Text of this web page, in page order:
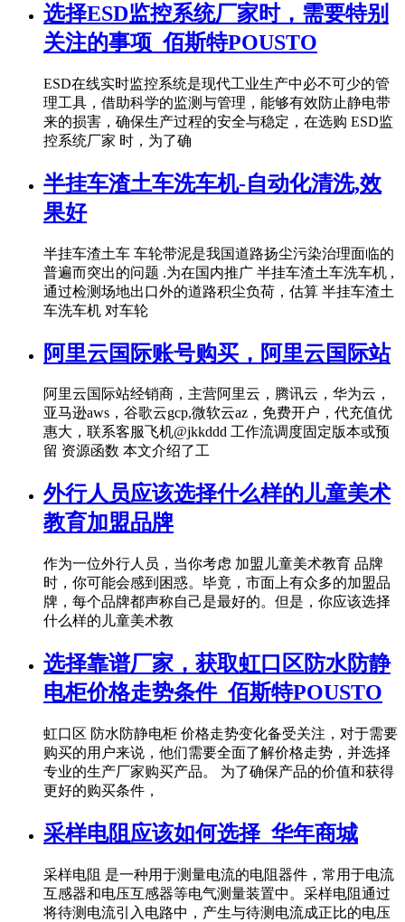
选择ESD监控系统厂家时，需要特别
关注的事项_佰斯特POUSTO
ESD在线实时监控系统是现代工业生产中必不可少的管
理工具，借助科学的监测与管理，能够有效防止静电带
来的损害，确保生产过程的安全与稳定，在选购 ESD监
控系统厂家 时，为了确
半挂车渣土车洗车机-自动化清洗,效
果好
半挂车渣土车 车轮带泥是我国道路扬尘污染治理面临的
普遍而突出的问题 .为在国内推广 半挂车渣土车洗车机 ,
通过检测场地出口外的道路积尘负荷，估算 半挂车渣土
车洗车机 对车轮
阿里云国际账号购买，阿里云国际站
阿里云国际站经销商，主营阿里云，腾讯云，华为云，
亚马逊aws，谷歌云gcp,微软云az，免费开户，代充值优
惠大，联系客服飞机@jkkddd 工作流调度固定版本或预
留 资源函数 本文介绍了工
外行人员应该选择什么样的儿童美术
教育加盟品牌
作为一位外行人员，当你考虑 加盟儿童美术教育 品牌
时，你可能会感到困惑。毕竟，市面上有众多的加盟品
牌，每个品牌都声称自己是最好的。但是，你应该选择
什么样的儿童美术教
选择靠谱厂家，获取虹口区防水防静
电柜价格走势条件_佰斯特POUSTO
虹口区 防水防静电柜 价格走势变化备受关注，对于需要
购买的用户来说，他们需要全面了解价格走势，并选择
专业的生产厂家购买产品。 为了确保产品的价值和获得
更好的购买条件，
采样电阻应该如何选择_华年商城
采样电阻 是一种用于测量电流的电阻器件，常用于电流
互感器和电压互感器等电气测量装置中。采样电阻通过
将待测电流引入电路中，产生与待测电流成正比的电压